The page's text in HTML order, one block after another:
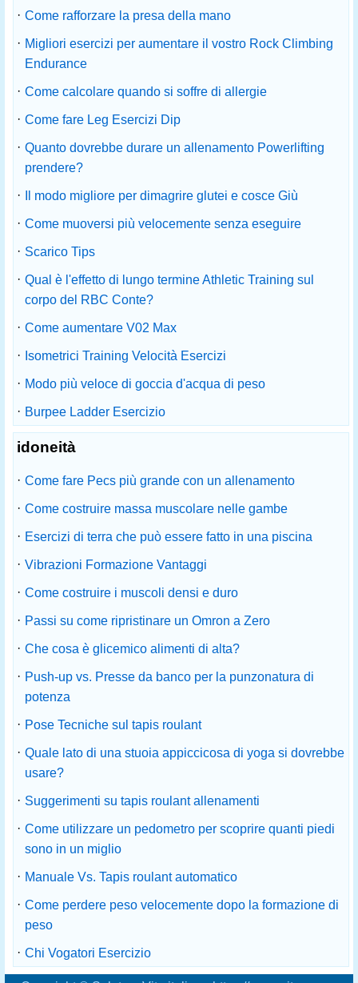
· Come rafforzare la presa della mano
· Migliori esercizi per aumentare il vostro Rock Climbing
Endurance
· Come calcolare quando si soffre di allergie
· Come fare Leg Esercizi Dip
· Quanto dovrebbe durare un allenamento Powerlifting
prendere?
·
Il modo migliore per dimagrire glutei e cosce Giù
· Come muoversi più velocemente senza eseguire
· Scarico Tips
· Qual è l'effetto di lungo termine Athletic Training sul
corpo del RBC Conte?
· Come aumentare V02 Max
· Isometrici Training Velocità Esercizi
· Modo più veloce di goccia d'acqua di peso
· Burpee Ladder Esercizio
idoneità
· Come fare Pecs più grande con un allenamento
· Come costruire massa muscolare nelle gambe
· Esercizi di terra che può essere fatto in una piscina
· Vibrazioni Formazione Vantaggi
· Come costruire i muscoli densi e duro
· Passi su come ripristinare un Omron a Zero
· Che cosa è glicemico alimenti di alta?
· Push-up vs. Presse da banco per la punzonatura di
potenza
· Pose Tecniche sul tapis roulant
· Quale lato di una stuoia appiccicosa di yoga si dovrebbe
usare?
· Suggerimenti su tapis roulant allenamenti
· Come utilizzare un pedometro per scoprire quanti piedi
sono in un miglio
· Manuale Vs. Tapis roulant automatico
· Come perdere peso velocemente dopo la formazione di
peso
· Chi Vogatori Esercizio